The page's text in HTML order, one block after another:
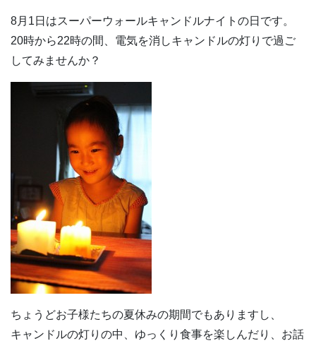
8月1日はスーパーウォールキャンドルナイトの日です。
20時から22時の間、電気を消しキャンドルの灯りで過ご
してみませんか？
ちょうどお子様たちの夏休みの期間でもありますし、
キャンドルの灯りの中、ゆっくり食事を楽しんだり、お話